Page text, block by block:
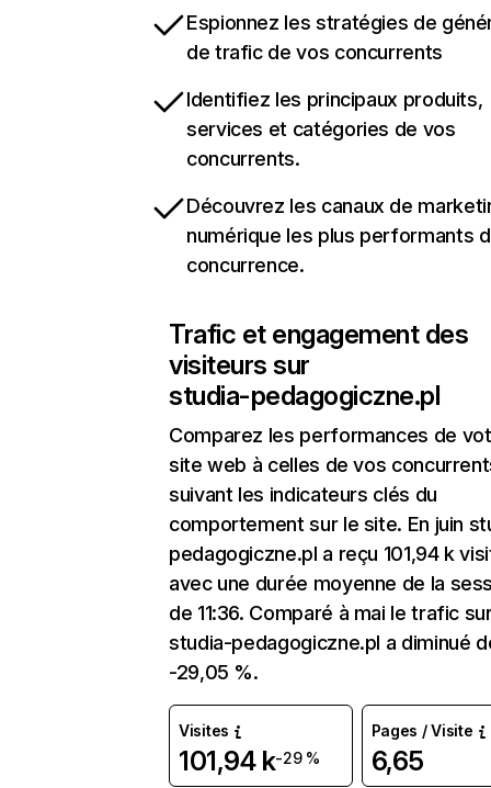
Espionnez les stratégies de
de trafic de vos concurrents
Identifiez les principaux produits,
services et catégories de vos
concurrents.
Découvrez les canaux de
numérique les plus performants
concurrence.
Trafic et engagement des
visiteurs sur
studia-pedagogiczne.pl
Comparez les performances de
site web à celles de vos
suivant les indicateurs clés du
comportement sur le site. En juin
pedagogiczne.pl a reçu 101,94 k
avec une durée moyenne de la
de 11:36. Comparé à mai le trafic
studia-pedagogiczne.pl a diminué
-29,05 %.
Visites
101,94 k-29 %
Pages / Visite
6,65